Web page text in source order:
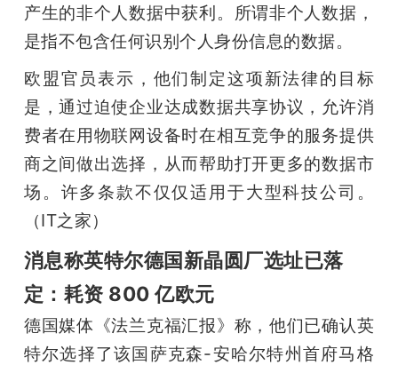
产生的非个人数据中获利。所谓非个人数据，
是指不包含任何识别个人身份信息的数据。
欧盟官员表示，他们制定这项新法律的目标
是，通过迫使企业达成数据共享协议，允许消
费者在用物联网设备时在相互竞争的服务提供
商之间做出选择，从而帮助打开更多的数据市
场。许多条款不仅仅适用于大型科技公司。
（IT之家）
消息称英特尔德国新晶圆厂选址已落
定：耗资 800 亿欧元
德国媒体《法兰克福汇报》称，他们已确认英
特尔选择了该国萨克森-安哈尔特州首府马格